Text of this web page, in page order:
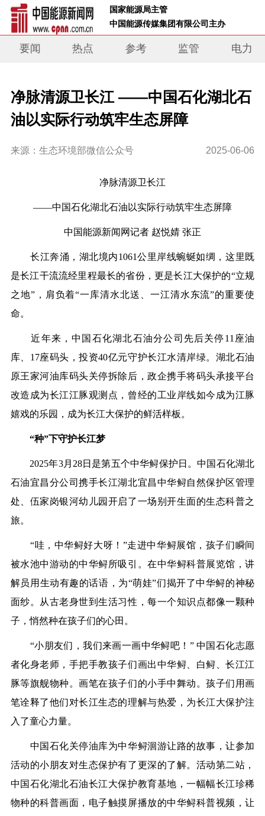
国家能源局主管
中国能源传媒集团有限公司主办
要闻 热点 参考 监管 电力
净脉清源卫长江 ——中国石化湖北石
油以实际行动筑牢生态屏障
来源：生态环境部微信公众号 2025-06-06
净脉清源卫长江
——中国石化湖北石油以实际行动筑牢生态屏障
中国能源新闻网记者 赵悦婧 张正
长江奔涌，湖北境内1061公里岸线蜿蜒如绸，这里既
是长江干流流经里程最长的省份，更是长江大保护的“立规
之地”，肩负着“一库清水北送、一江清水东流”的重要使
命。
近年来，中国石化湖北石油分公司先后关停11座油
库、17座码头，投资40亿元守护长江水清岸绿。湖北石油
原王家河油库码头关停拆除后，政企携手将码头承接平台
改造成为长江江豚观测点，曾经的工业岸线如今成为江豚
嬉戏的乐园，成为长江大保护的鲜活样板。
“种”下守护长江梦
2025年3月28日是第五个中华鲟保护日。中国石化湖北
石油宜昌分公司携手长江湖北宜昌中华鲟自然保护区管理
处、伍家岗银河幼儿园开启了一场别开生面的生态科普之
旅。
“哇，中华鲟好大呀！”走进中华鲟展馆，孩子们瞬间
被水池中游动的中华鲟所吸引。在中华鲟科普展览馆，讲
解员用生动有趣的话语，为“萌娃”们揭开了中华鲟的神秘
面纱。从古老身世到生活习性，每一个知识点都像一颗种
子，悄然种在孩子们的心田。
“小朋友们，我们来画一画中华鲟吧！” 中国石化志愿
者化身老师，手把手教孩子们画出中华鲟、白鲟、长江江
豚等旗舰物种。画笔在孩子们的小手中舞动。孩子们用画
笔诠释了他们对长江生态的理解与热爱，为长江大保护注
入了童心力量。
中国石化关停油库为中华鲟洄游让路的故事，让参加
活动的小朋友对生态保护有了更深的了解。活动第二站，
中国石化湖北石油长江大保护教育基地，一幅幅长江珍稀
物种的科普画面，电子触摸屏播放的中华鲟科普视频，让